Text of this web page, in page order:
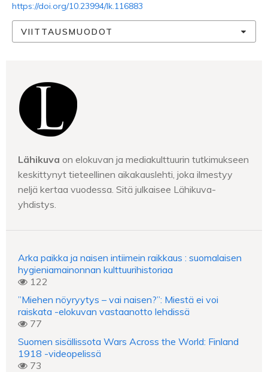
https://doi.org/10.23994/lk.116883
VIITTAUSMUODOT
Lähikuva on elokuvan ja mediakulttuurin tutkimukseen
keskittynyt tieteellinen aikakauslehti, joka ilmestyy
neljä kertaa vuodessa. Sitä julkaisee Lähikuva-
yhdistys.
Arka paikka ja naisen intiimein raikkaus : suomalaisen
hygieniamainonnan kulttuurihistoriaa
122
”Miehen nöyryytys – vai naisen?”: Miestä ei voi
raiskata -elokuvan vastaanotto lehdissä
77
Suomen sisällissota Wars Across the World: Finland
1918 -videopelissä
73